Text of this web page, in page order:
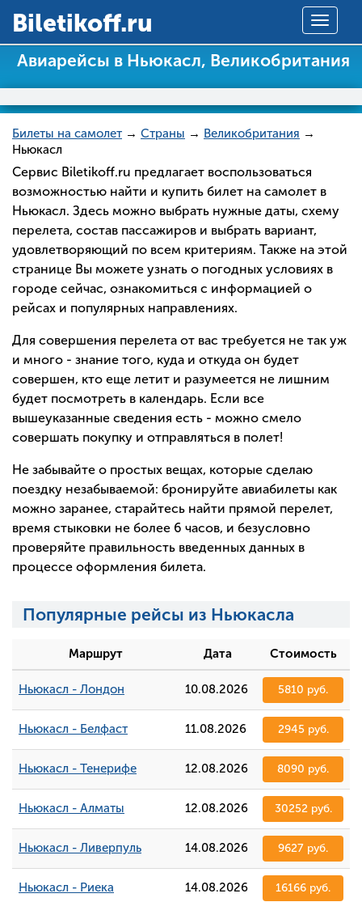
Toggle
Вiletikoff.ru
Авиарейсы в Ньюкасл, Великобритания
Билеты на самолет → Страны → Великобритания →
Ньюкасл
Сервис Biletikoff.ru предлагает воспользоваться
возможностью найти и купить билет на самолет в
Ньюкасл. Здесь можно выбрать нужные даты, схему
перелета, состав пассажиров и выбрать вариант,
удовлетворяющий по всем критериям. Также на этой
странице Вы можете узнать о погодных условиях в
городе сейчас, ознакомиться с информацией о
рейсах и популярных направлениях.
Для совершения перелета от вас требуется не так уж
и много - знание того, куда и откуда он будет
совершен, кто еще летит и разумеется не лишним
будет посмотреть в календарь. Если все
вышеуказанные сведения есть - можно смело
совершать покупку и отправляться в полет!
Не забывайте о простых вещах, которые сделаю
поездку незабываемой: бронируйте авиабилеты как
можно заранее, старайтесь найти прямой перелет,
время стыковки не более 6 часов, и безусловно
проверяйте правильность введенных данных в
процессе оформления билета.
Популярные рейсы из Ньюкасла
Маршрут Дата Стоимость
Ньюкасл - Лондон 10.08.2026 5810 руб.
Ньюкасл - Белфаст 11.08.2026 2945 руб.
Ньюкасл - Тенерифе 12.08.2026 8090 руб.
Ньюкасл - Алматы 12.08.2026 30252 руб.
Ньюкасл - Ливерпуль 14.08.2026 9627 руб.
Ньюкасл - Риека 14.08.2026 16166 руб.